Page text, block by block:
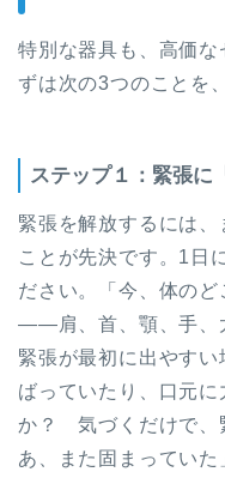
特別な器具も、高価な
ずは次の3つのことを
ステップ１：緊張に
緊張を解放するには、
ことが先決です。1日
ださい。「今、体のど
——肩、首、顎、手、
緊張が最初に出やす
ばっていたり、口元
か？ 気づくだけで、
あ、また固まってい